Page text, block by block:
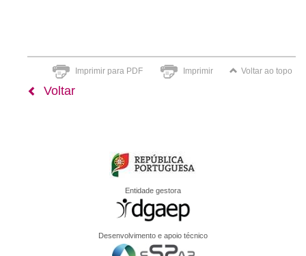
Imprimir para PDF Imprimir Voltar ao topo
Voltar
Entidade gestora
Desenvolvimento e apoio técnico